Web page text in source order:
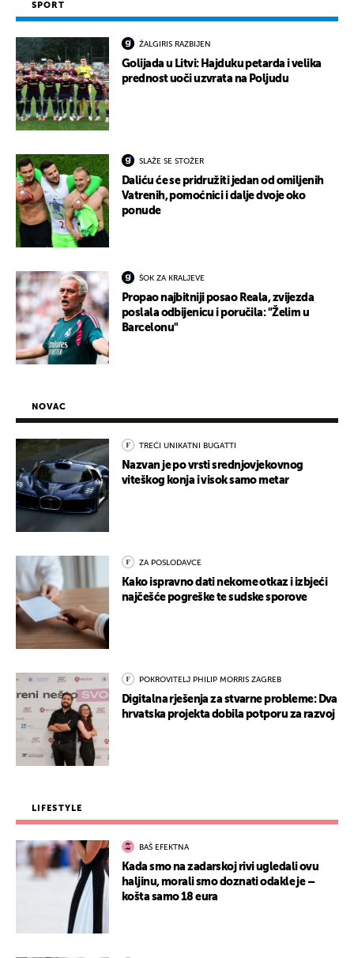
SPORT
ŽALGIRIS RAZBIJEN
Golijada u Litvi: Hajduku petarda i velika
prednost uoči uzvrata na Poljudu
SLAŽE SE STOŽER
Daliću će se pridružiti jedan od omiljenih
Vatrenih, pomoćnici i dalje dvoje oko
ponude
ŠOK ZA KRALJEVE
Propao najbitniji posao Reala, zvijezda
poslala odbijenicu i poručila: "Želim u
Barcelonu"
NOVAC
TREĆI UNIKATNI BUGATTI
Nazvan je po vrsti srednjovjekovnog
viteškog konja i visok samo metar
ZA POSLODAVCE
Kako ispravno dati nekome otkaz i izbjeći
najčešće pogreške te sudske sporove
POKROVITELJ PHILIP MORRIS ZAGREB
Digitalna rješenja za stvarne probleme: Dva
hrvatska projekta dobila potporu za razvoj
LIFESTYLE
BAŠ EFEKTNA
Kada smo na zadarskoj rivi ugledali ovu
haljinu, morali smo doznati odakle je –
košta samo 18 eura